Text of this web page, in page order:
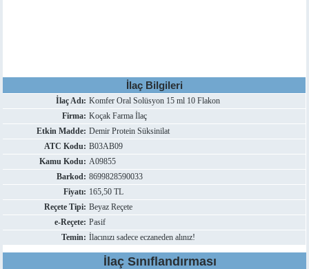
İlaç Bilgileri
İlaç Adı: Komfer Oral Solüsyon 15 ml 10 Flakon
Firma: Koçak Farma İlaç
Etkin Madde: Demir Protein Süksinilat
ATC Kodu: B03AB09
Kamu Kodu: A09855
Barkod: 8699828590033
Fiyatı: 165,50 TL
Reçete Tipi: Beyaz Reçete
e-Reçete: Pasif
Temin: İlacınızı sadece eczaneden alınız!
İlaç Sınıflandırması